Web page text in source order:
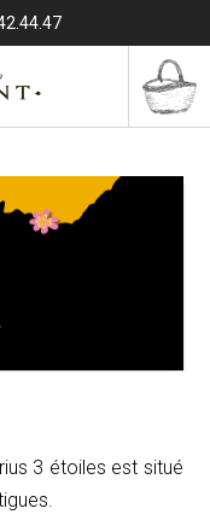
3 étoiles est situé